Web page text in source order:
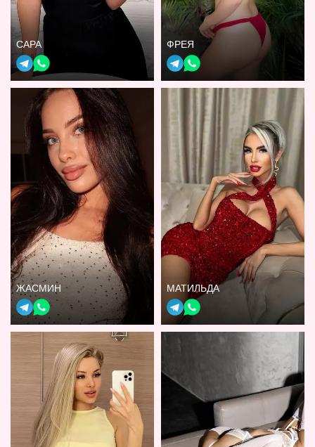
САРА ФРЕЯ
ЖАСМИН МАТИЛЬДА